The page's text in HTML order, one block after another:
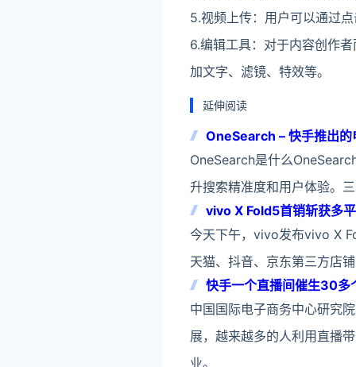
5.视频上传：用户可以通过
6.编辑工具：对于内容创作
加文字、滤镜、特效等。
延伸阅读
OneSearch – 快手推出的
OneSearch是什么
升搜索精准度和用户体验。
vivo X Fold5首销斩获多
今天下午，vivo发布vivo X
天猫、抖音、京东第三方店
快手一个直播间催生30多
中国国际电子商务中心研究
展，越来越多的人利用直播
业。